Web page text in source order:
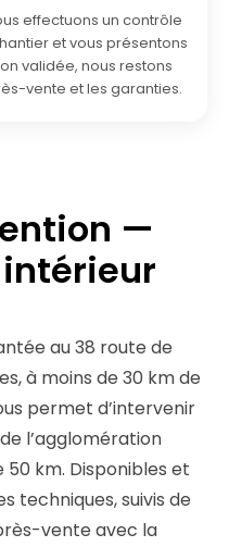
effectuons un contrôle
et vous présentons
validée, nous restons
vente et les garanties.
—
au 38 route de
à moins de 30 km de
permet d’intervenir
l’agglomération
km. Disponibles et
techniques, suivis de
vente avec la